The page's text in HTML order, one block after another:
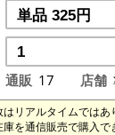
通販 17 店舗
リアルタイムではあ
を通信販売で購入で